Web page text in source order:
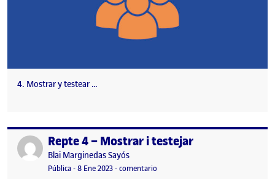
4. Mostrar y testear …
Publicado porRepte 4 – Mostrar i testejar
Publicado por
Blai Marginedas Sayós
Visibilidad:
Pública-Fecha de publicación
8 Ene 20238 enero, 2023 5:13 pm
-comentario